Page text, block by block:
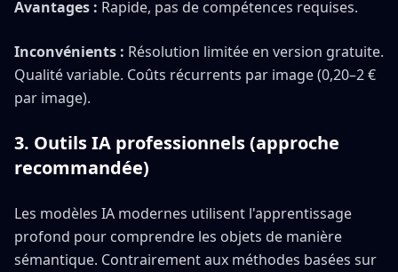
Avantages : Rapide, pas de compétences requises.
Inconvénients : Résolution limitée en version gratuite.
Qualité variable. Coûts récurrents par image (0,20–2 €
par image).
3. Outils IA professionnels (approche
recommandée)
Les modèles IA modernes utilisent l'apprentissage
profond pour comprendre les objets de manière
sémantique. Contrairement aux méthodes basées sur